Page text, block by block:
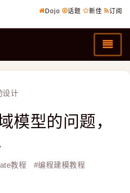
Dojo 话题 新佳 订阅
设计
模型的问题，
教程 #编程建模教程